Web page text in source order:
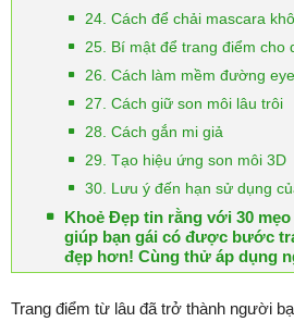
24. Cách để chải mascara
25. Bí mật để trang điểm cho
26. Cách làm mềm đường
27. Cách giữ son môi lâu trôi
28. Cách gắn mi giả
29. Tạo hiệu ứng son môi 3D
30. Lưu ý đến hạn sử dụng
Khoẻ Đẹp tin rằng với 30
giúp bạn gái có được bước
đẹp hơn! Cùng thử áp dụng
Trang điểm từ lâu đã trở thành người